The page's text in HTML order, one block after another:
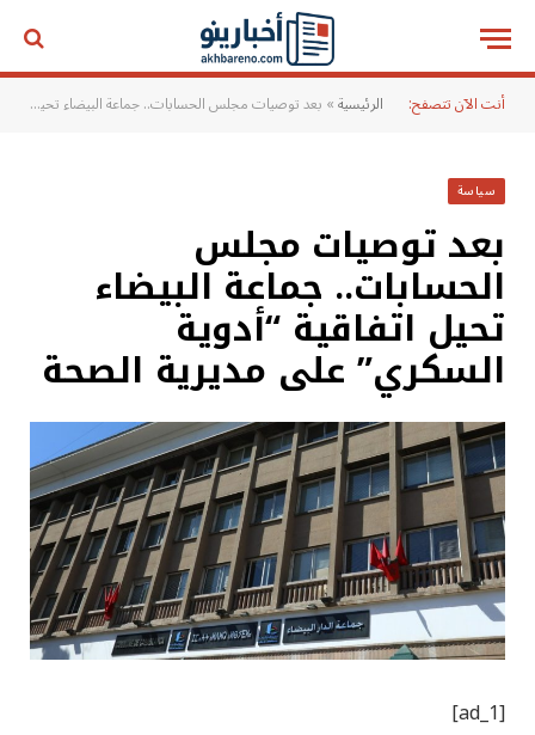
أنت الآن تتصفح: الرئيسية» بعد توصيات مجلس الحسابات.. جماعة البيضاء تحيل اتفاقية “أدوية السكري” على مديرية الصحة
سياسة
بعد توصيات مجلس
الحسابات.. جماعة البيضاء
تحيل اتفاقية “أدوية
السكري” على مديرية الصحة
[ad_1]